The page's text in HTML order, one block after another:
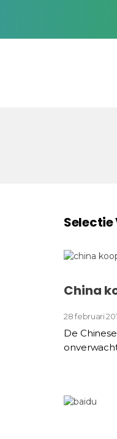
China
28 februari
De